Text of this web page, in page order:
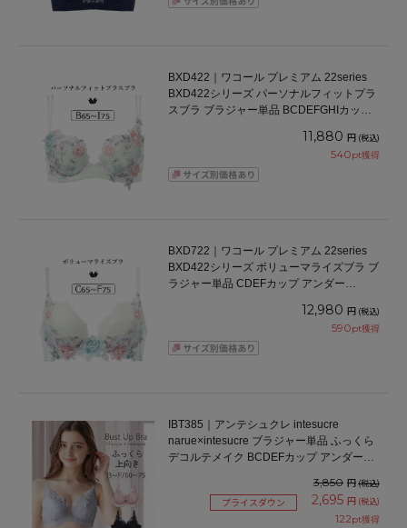
BXD422｜ワコール プレミアム 22series
BXD422シリーズ パーソナルフィットプラ
スブラ ブラジャー単品 BCDEFGHIカップ
11,880 円 (税込)
540pt獲得
BXD722｜ワコール プレミアム 22series
BXD422シリーズ ボリューマライズブラ ブ
ラジャー単品 CDEFカップ アンダー
12,980 円 (税込)
590pt獲得
IBT385｜アンテシュクレ intesucre
narue×intesucre ブラジャー単品 ふっくら
デコルテメイク BCDEFカップ アンダー
3,850 円(税込)
プライスダウン 2,695 円 (税込)
122pt獲得